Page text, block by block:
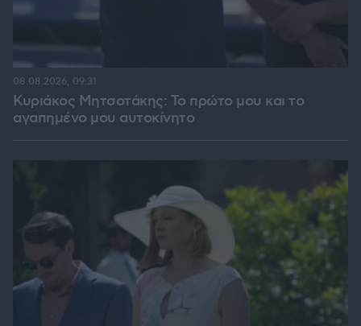
Κυριάκος Μητσοτάκης: Το πρώτο μου και το
αγαπημένο μου αυτοκίνητο
08.08.2026, 09:31